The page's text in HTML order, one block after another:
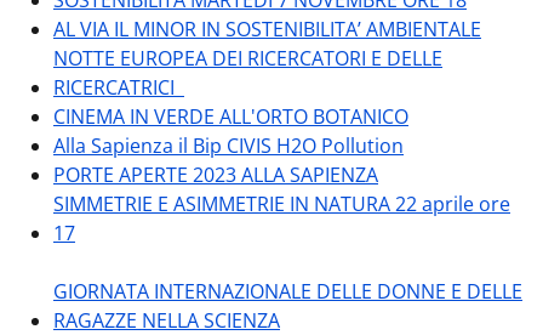
AL VIA IL MINOR IN SOSTENIBILITA’ AMBIENTALE
NOTTE EUROPEA DEI RICERCATORI E DELLE
RICERCATRICI
CINEMA IN VERDE ALL'ORTO BOTANICO
Alla Sapienza il Bip CIVIS H2O Pollution
PORTE APERTE 2023 ALLA SAPIENZA
SIMMETRIE E ASIMMETRIE IN NATURA 22 aprile ore
17
GIORNATA INTERNAZIONALE DELLE DONNE E DELLE
RAGAZZE NELLA SCIENZA